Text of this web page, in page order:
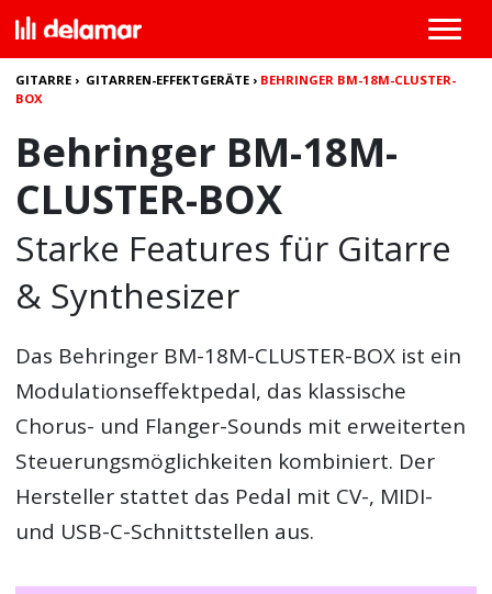
GITARRE › GITARREN-EFFEKTGERÄTE › BEHRINGER BM-18M-CLUSTER-
BOX
Behringer BM-18M-
CLUSTER-BOX
Starke Features für Gitarre
& Synthesizer
Das Behringer BM-18M-CLUSTER-BOX ist ein
Modulationseffektpedal, das klassische
Chorus- und Flanger-Sounds mit erweiterten
Steuerungsmöglichkeiten kombiniert. Der
Hersteller stattet das Pedal mit CV-, MIDI-
und USB-C-Schnittstellen aus.